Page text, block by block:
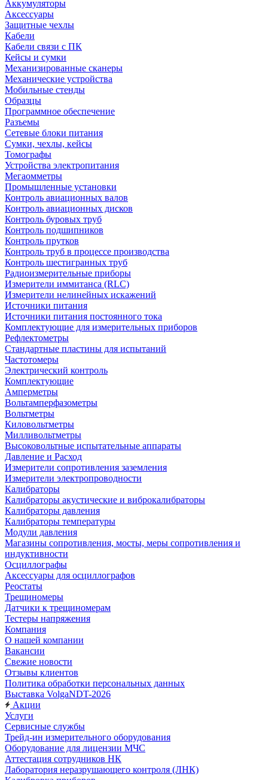
Аккумуляторы
Аксессуары
Защитные чехлы
Кабели
Кабели связи с ПК
Кейсы и сумки
Механизированные сканеры
Механические устройства
Мобильные стенды
Образцы
Программное обеспечение
Разъемы
Сетевые блоки питания
Сумки, чехлы, кейсы
Томографы
Устройства электропитания
Мегаомметры
Промышленные установки
Контроль авиационных валов
Контроль авиационных дисков
Контроль буровых труб
Контроль подшипников
Контроль прутков
Контроль труб в процессе производства
Контроль шестигранных труб
Радиоизмерительные приборы
Измерители иммитанса (RLC)
Измерители нелинейных искажений
Источники питания
Источники питания постоянного тока
Комплектующие для измерительных приборов
Рефлектометры
Стандартные пластины для испытаний
Частотомеры
Электрический контроль
Комплектующие
Амперметры
Вольтамперфазометры
Вольтметры
Киловольтметры
Милливольтметры
Высоковольтные испытательные аппараты
Давление и Расход
Измерители сопротивления заземления
Измерители электропроводности
Калибраторы
Калибраторы акустические и виброкалибраторы
Калибраторы давления
Калибраторы температуры
Модули давления
Магазины сопротивления, мосты, меры сопротивления и
индуктивности
Осциллографы
Аксессуары для осциллографов
Реостаты
Трещиномеры
Датчики к трещиномерам
Тестеры напряжения
Компания
О нашей компании
Вакансии
Свежие новости
Отзывы клиентов
Политика обработки персональных данных
Выставка VolgaNDT-2026
Акции
Услуги
Сервисные службы
Трейд-ин измерительного оборудования
Оборудование для лицензии МЧС
Аттестация сотрудников НК
Лаборатория неразрушающего контроля (ЛНК)